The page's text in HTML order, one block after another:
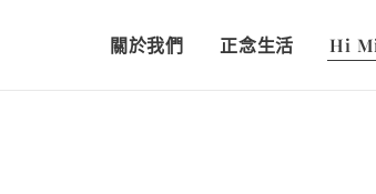
關於我們 正念生活 Hi